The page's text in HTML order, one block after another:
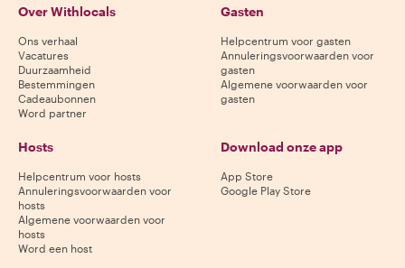
Over Withlocals
Ons verhaal
Vacatures
Duurzaamheid
Bestemmingen
Cadeaubonnen
Word partner
Gasten
Helpcentrum voor gasten
Annuleringsvoorwaarden voor
gasten
Algemene voorwaarden voor
gasten
Hosts
Helpcentrum voor hosts
Annuleringsvoorwaarden voor
hosts
Algemene voorwaarden voor
hosts
Word een host
Download onze app
App Store
Google Play Store